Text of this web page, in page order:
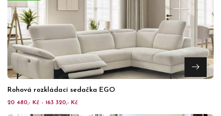
Rohová rozkládací sedačka EGO
20 480,- Kč - 163 320,- Kč